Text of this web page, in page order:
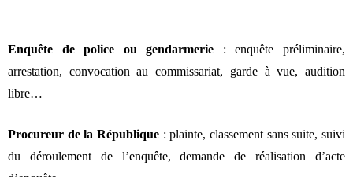
Enquête de police ou gendarmerie : enquête préliminaire,
arrestation, convocation au commissariat, garde à vue,audition
libre…
Procureur de la République : plainte, classement sans suite, suivi
du déroulement de l’enquête, demande de réalisation d’acte